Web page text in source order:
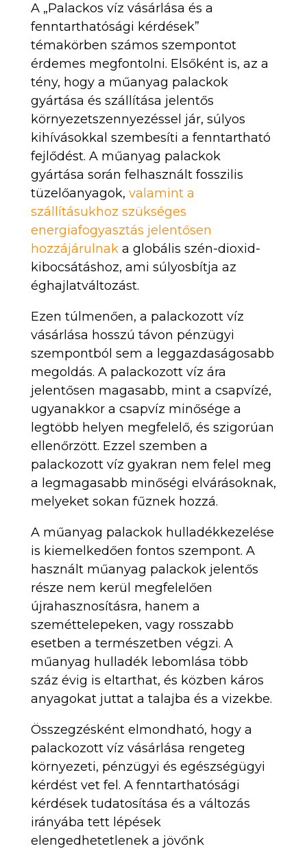
A „Palackos víz vásárlása és a
fenntarthatósági kérdések”
témakörben számos szempontot
érdemes megfontolni. Elsőként is, az a
tény, hogy a műanyag palackok
gyártása és szállítása jelentős
környezetszennyezéssel jár, súlyos
kihívásokkal szembesíti a fenntartható
fejlődést. A műanyag palackok
gyártása során felhasznált fosszilis
tüzelőanyagok, valamint a
szállításukhoz szükséges
energiafogyasztás jelentősen
hozzájárulnaka globális szén-dioxid-
kibocsátáshoz, ami súlyosbítja az
éghajlatváltozást.
Ezen túlmenően, a palackozott víz
vásárlása hosszú távon pénzügyi
szempontból sem a leggazdaságosabb
megoldás. A palackozott víz ára
jelentősen magasabb, mint a csapvízé,
ugyanakkor a csapvíz minősége a
legtöbb helyen megfelelő, és szigorúan
ellenőrzött. Ezzel szemben a
palackozott víz gyakran nem felel meg
a legmagasabb minőségi elvárásoknak,
melyeket sokan fűznek hozzá.
A műanyag palackok hulladékkezelése
is kiemelkedően fontos szempont. A
használt műanyag palackok jelentős
része nem kerül megfelelően
újrahasznosításra, hanem a
szeméttelepeken, vagy rosszabb
esetben a természetben végzi. A
műanyag hulladék lebomlása több
száz évig is eltarthat, és közben káros
anyagokat juttat a talajba és a vizekbe.
Összegzésként elmondható, hogy a
palackozott víz vásárlása rengeteg
környezeti, pénzügyi és egészségügyi
kérdést vet fel. A fenntarthatósági
kérdések tudatosítása és a változás
irányába tett lépések
elengedhetetlenek a jövőnk